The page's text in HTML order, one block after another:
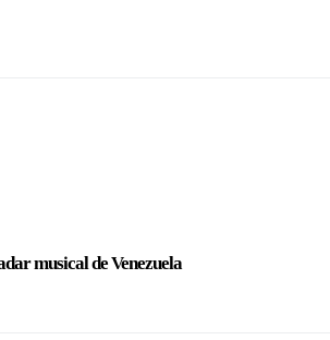
musical de Venezuela